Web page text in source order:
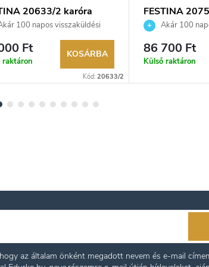
20633/2 karóra
100 napos visszaküldési
Hivatalos márkakereskedő.
Ft
raktáron
KOSÁRBA
Kód: 20633/2
FESTINA
Akár 100
lehetőség.
86 700 Ft
Külső raktáron
az általam önként megadott nevem és e-mail